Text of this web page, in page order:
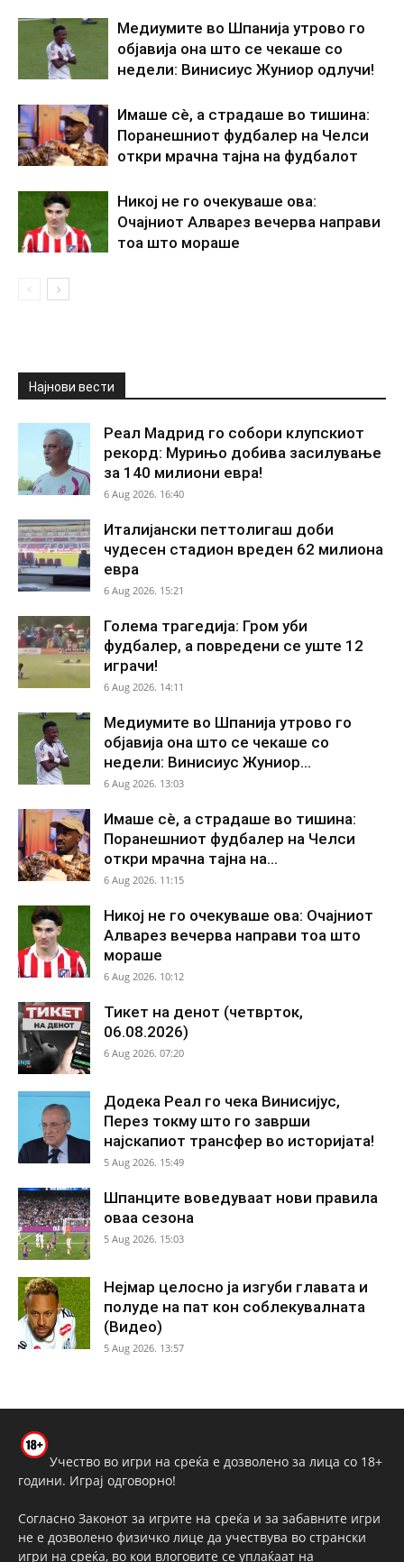
Медиумите во Шпанија утрово го
објавија она што се чекаше со
недели: Винисиус Жуниор одлучи!
Имаше сè, а страдаше во тишина:
Поранешниот фудбалер на Челси
откри мрачна тајна на фудбалот
Никој не го очекуваше ова:
Очајниот Алварез вечерва направи
тоа што мораше
Најнови вести
Реал Мадрид го собори клупскиот
рекорд: Мурињо добива засилување
за 140 милиони евра!
6 Aug 2026. 16:40
Италијански петтолигаш доби
чудесен стадион вреден 62 милиона
евра
6 Aug 2026. 15:21
Голема трагедија: Гром уби
фудбалер, а повредени се уште 12
играчи!
6 Aug 2026. 14:11
Медиумите во Шпанија утрово го
објавија она што се чекаше со
недели: Винисиус Жуниор...
6 Aug 2026. 13:03
Имаше сè, а страдаше во тишина:
Поранешниот фудбалер на Челси
откри мрачна тајна на...
6 Aug 2026. 11:15
Никој не го очекуваше ова: Очајниот
Алварез вечерва направи тоа што
мораше
6 Aug 2026. 10:12
Тикет на денот (четврток,
06.08.2026)
6 Aug 2026. 07:20
Додека Реал го чека Винисијус,
Перез токму што го заврши
најскапиот трансфер во историјата!
5 Aug 2026. 15:49
Шпанците воведуваат нови правила
оваа сезона
5 Aug 2026. 15:03
Нејмар целосно ја изгуби главата и
полуде на пат кон соблекувалната
(Видео)
5 Aug 2026. 13:57
Учество во игри на среќа е дозволено за лица со 18+
години. Играј одговорно!
Согласно Законот за игрите на среќа и за забавните игри
не е дозволено физичко лице да учествува во странски
игри на среќа, во кои влоговите се уплаќаат на